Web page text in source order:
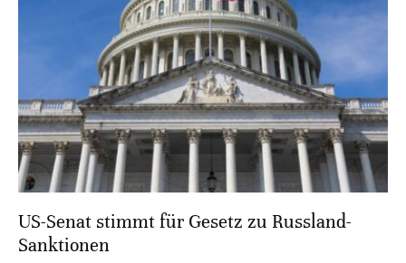
US-Senat stimmt für Gesetz zu Russland-
Sanktionen